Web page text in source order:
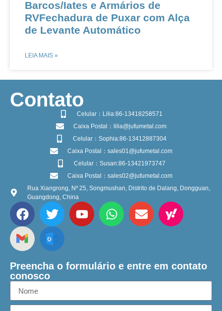
Barcos/Iates e Armários de
RVFechadura de Puxar com Alça
de Levante Automático
LEIA MAIS »
​Contato
Celular：Lilia:86-13418258571
Caixa Postal：lilia@jufumetal.com
Celular：Sophia:86-13412887304
Caixa Postal：sales01@jufumetal.com
Celular：Susan:86-13421973747
Caixa Postal：sales02@jufumetal.com
Rua Xiangrong, Nº 25, Songmushan, Distrito de Dalang, Dongguan,
Guangdong, China
Preencha o formulário e entre em contato
conosco